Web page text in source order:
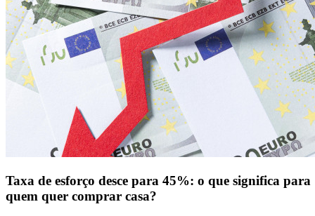
Taxa de esforço desce para 45%: o que significa para
quem quer comprar casa?